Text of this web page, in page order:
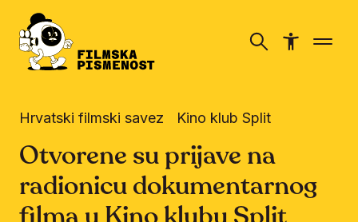
Hrvatski filmski savez Kino klub Split
Otvorene su prijave na
radionicu dokumentarnog